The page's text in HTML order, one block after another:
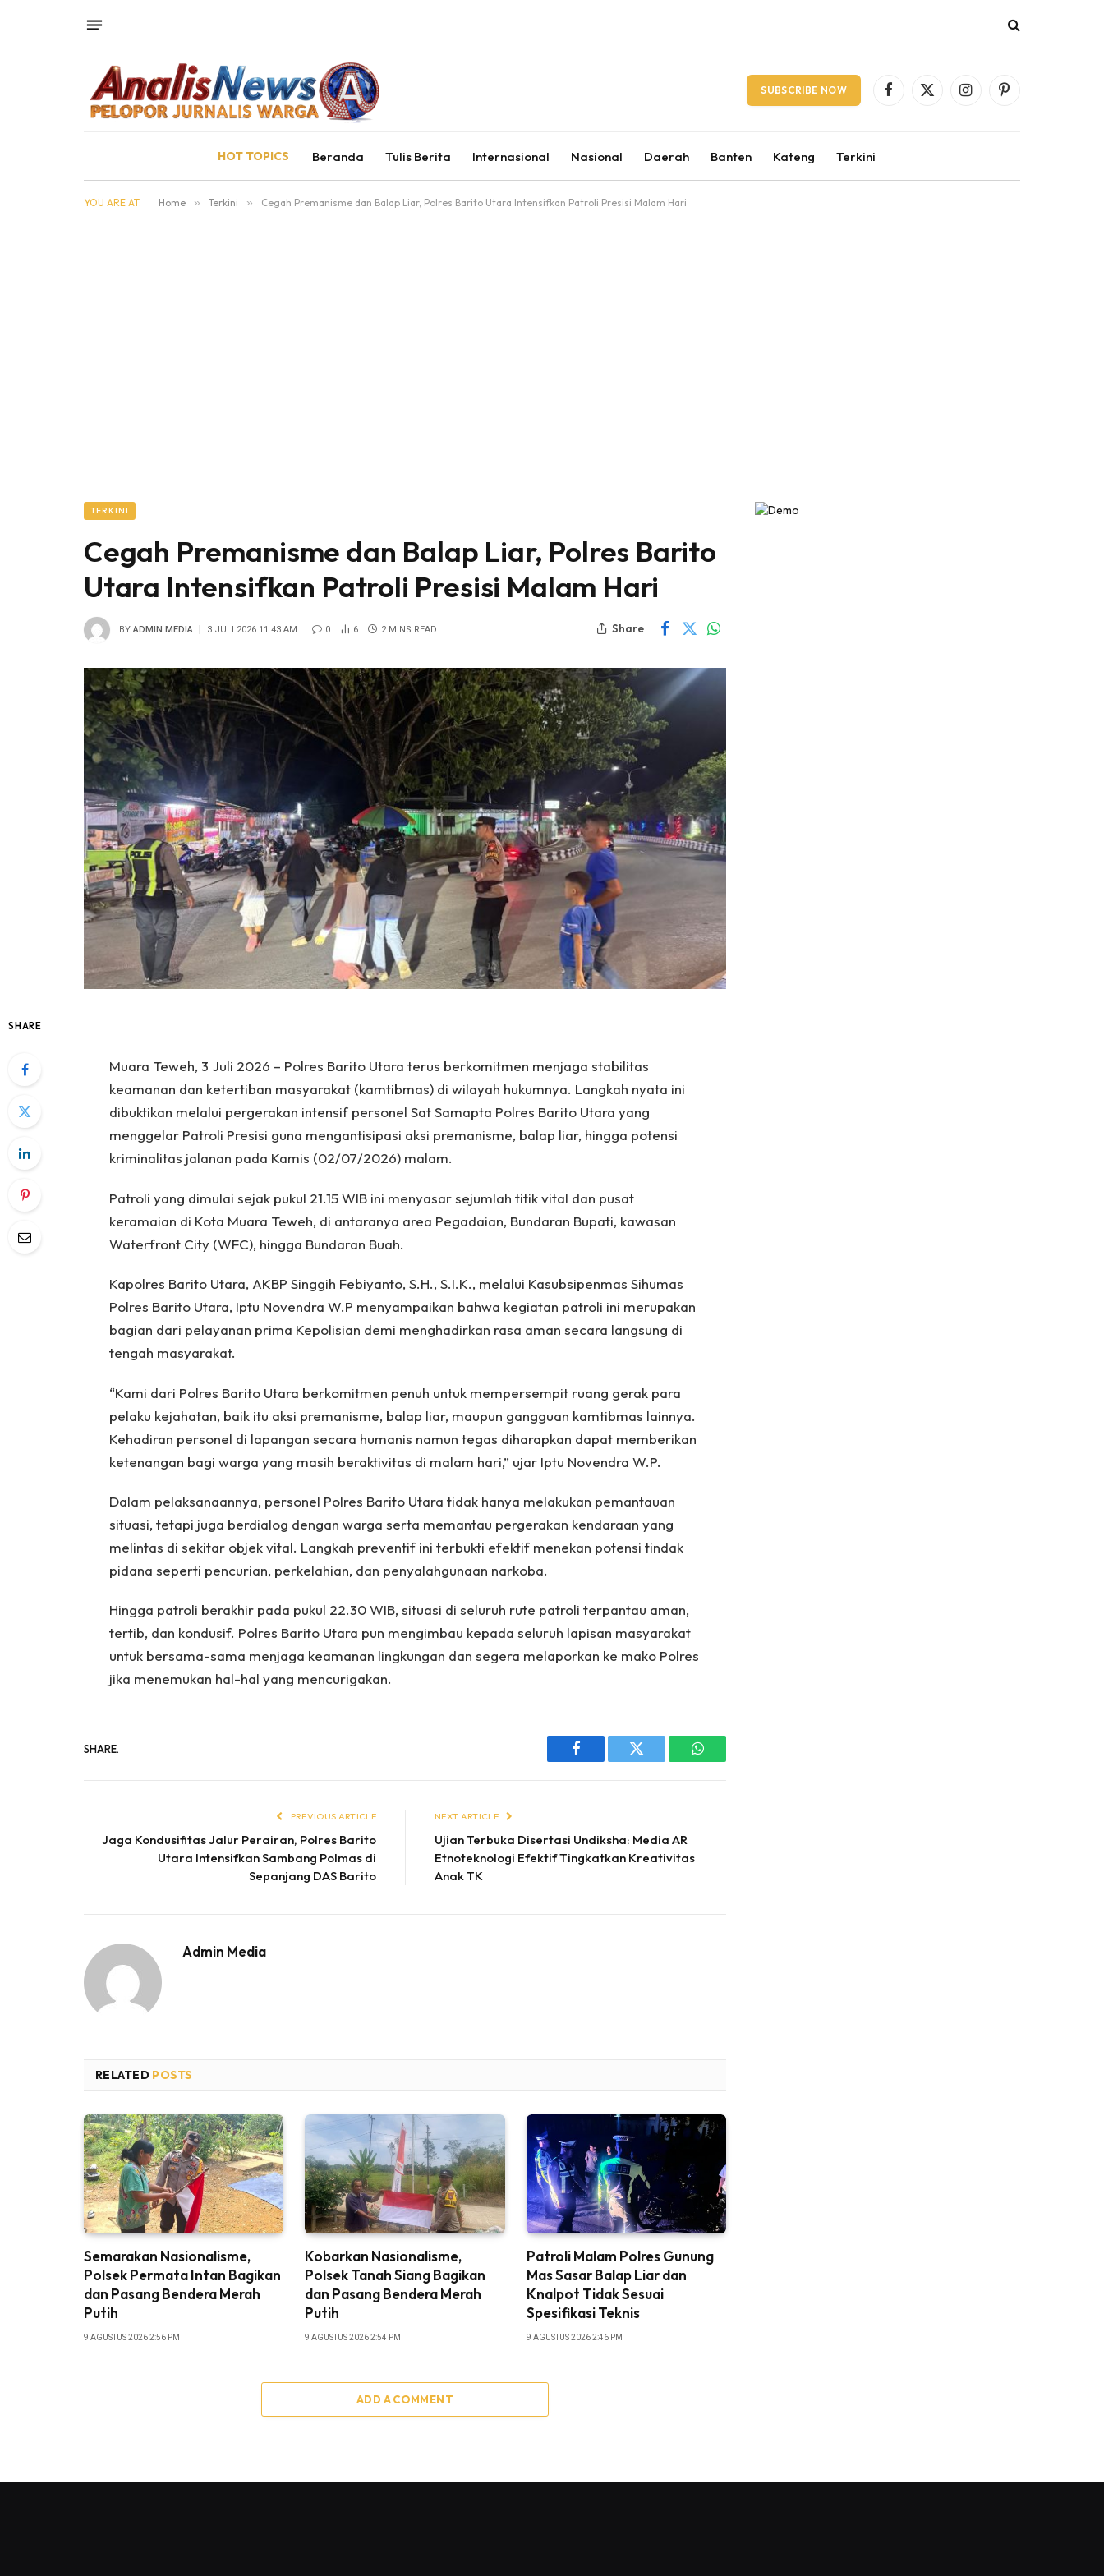
SUBSCRIBE NOW Facebook
X
InstagramPinterest
HOT TOPICS Beranda Tulis Berita Internasional Nasional Daerah Banten Kateng Terkini
YOU ARE AT: Home » Terkini » Cegah Premanisme dan Balap Liar, Polres Barito Utara Intensifkan Patroli Presisi Malam Hari
TERKINI
Cegah Premanisme dan Balap Liar, Polres Barito
Utara Intensifkan Patroli Presisi Malam Hari
BY ADMIN MEDIA 3 JULI 2026 11:43 AM 0 6 2 MINS READ Share
SHARE
Muara Teweh, 3 Juli 2026 – Polres Barito Utara terus berkomitmen menjaga stabilitas
keamanan dan ketertiban masyarakat (kamtibmas) di wilayah hukumnya. Langkah nyata ini
dibuktikan melalui pergerakan intensif personel Sat Samapta Polres Barito Utara yang
menggelar Patroli Presisi guna mengantisipasi aksi premanisme, balap liar, hingga potensi
kriminalitas jalanan pada Kamis (02/07/2026) malam.
Patroli yang dimulai sejak pukul 21.15 WIB ini menyasar sejumlah titik vital dan pusat
keramaian di Kota Muara Teweh, di antaranya area Pegadaian, Bundaran Bupati, kawasan
Waterfront City (WFC), hingga Bundaran Buah.
Kapolres Barito Utara, AKBP Singgih Febiyanto, S.H., S.I.K., melalui Kasubsipenmas Sihumas
Polres Barito Utara, Iptu Novendra W.P menyampaikan bahwa kegiatan patroli ini merupakan
bagian dari pelayanan prima Kepolisian demi menghadirkan rasa aman secara langsung di
tengah masyarakat.
“Kami dari Polres Barito Utara berkomitmen penuh untuk mempersempit ruang gerak para
pelaku kejahatan, baik itu aksi premanisme, balap liar, maupun gangguan kamtibmas lainnya.
Kehadiran personel di lapangan secara humanis namun tegas diharapkan dapat memberikan
ketenangan bagi warga yang masih beraktivitas di malam hari,” ujar Iptu Novendra W.P.
Dalam pelaksanaannya, personel Polres Barito Utara tidak hanya melakukan pemantauan
situasi, tetapi juga berdialog dengan warga serta memantau pergerakan kendaraan yang
melintas di sekitar objek vital. Langkah preventif ini terbukti efektif menekan potensi tindak
pidana seperti pencurian, perkelahian, dan penyalahgunaan narkoba.
Hingga patroli berakhir pada pukul 22.30 WIB, situasi di seluruh rute patroli terpantau aman,
tertib, dan kondusif. Polres Barito Utara pun mengimbau kepada seluruh lapisan masyarakat
untuk bersama-sama menjaga keamanan lingkungan dan segera melaporkan ke mako Polres
jika menemukan hal-hal yang mencurigakan.
SHARE.
Facebook Twitter WhatsApp
PREVIOUS ARTICLE
Jaga Kondusifitas Jalur Perairan, Polres Barito
Utara Intensifkan Sambang Polmas di
Sepanjang DAS Barito
NEXT ARTICLE
Ujian Terbuka Disertasi Undiksha: Media AR
Etnoteknologi Efektif Tingkatkan Kreativitas
Anak TK
Admin Media
RELATED POSTS
Semarakan Nasionalisme,
Polsek Permata Intan Bagikan
dan Pasang Bendera Merah
Putih
9 AGUSTUS 2026 2:56 PM
Kobarkan Nasionalisme,
Polsek Tanah Siang Bagikan
dan Pasang Bendera Merah
Putih
9 AGUSTUS 2026 2:54 PM
Patroli Malam Polres Gunung
Mas Sasar Balap Liar dan
Knalpot Tidak Sesuai
Spesifikasi Teknis
9 AGUSTUS 2026 2:46 PM
ADD A COMMENT